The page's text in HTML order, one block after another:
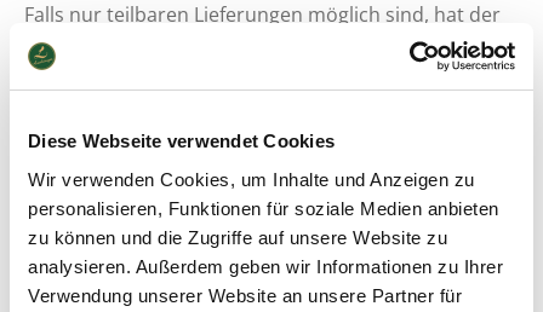
Diese Webseite verwendet Cookies
Wir verwenden Cookies, um Inhalte und Anzeigen zu
personalisieren, Funktionen für soziale Medien anbieten
zu können und die Zugriffe auf unsere Website zu
analysieren. Außerdem geben wir Informationen zu Ihrer
Verwendung unserer Website an unsere Partner für
Falls nur teilbaren Lieferungen möglich sind, hat der
Kunde kein Rücktrittsrecht betreffend der lieferbaren
Waren, soweit Teile der Leistung erfüllbar und für den
Waren rechtzeitig nachgeliefert werden können, ist
verweigern.
5. Zahlung
Die Bezahlung der Ware erfolgt via Paypal,
Kreditkarte, Vorkasse oder Barzahlung bei